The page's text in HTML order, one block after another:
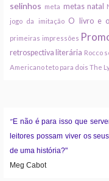
selinhos meta metas natal
jogo da imitação O livro e
primeiras impressões
retrospectiva literária Rocco
Americanoteto para dois The
"E não é para isso que
leitores possam viver os
de uma história?"
Meg Cabot